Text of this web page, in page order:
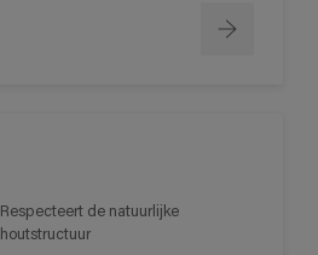
Respecteert de natuurlijke
houtstructuur